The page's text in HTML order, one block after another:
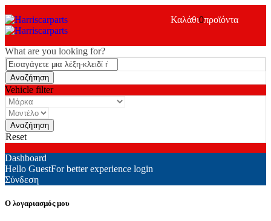
Καλάθι0προϊόντα
What are you looking for?
Vehicle filter
Reset
Dashboard
Hello GuestFor better experience login
Σύνδεση
Ο λογαριασμός μου